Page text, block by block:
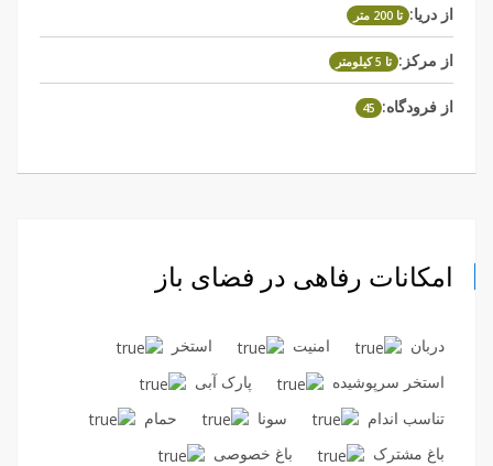
از دریا: تا 200 متر
از مرکز: تا 5 کیلومتر
از فرودگاه: 45
امکانات رفاهی در فضای باز
دربان امنیت
استخر
استخر سرپوشیده
پارک آبی
تناسب اندام
سونا
حمام
باغ مشترک
باغ خصوصی